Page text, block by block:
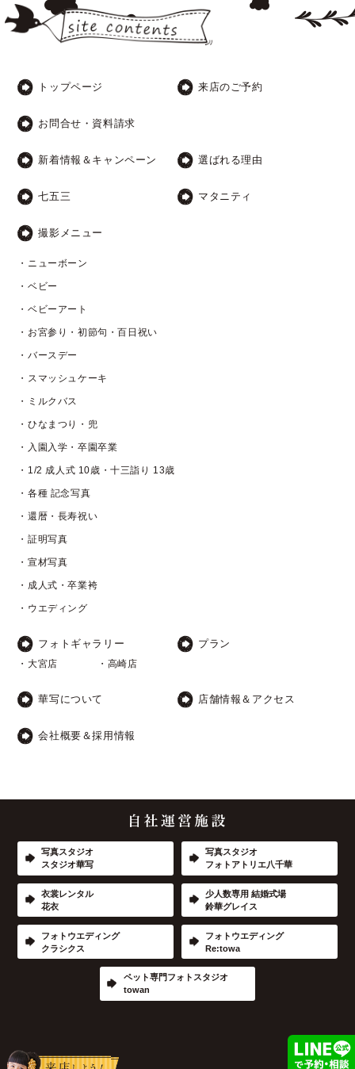
トップページ 来店のご予約
お問合せ・資料請求
新着情報＆キャンペーン 選ばれる理由
七五三 マタニティ
撮影メニュー
・ニューボーン
・ベビー
・ベビーアート
・お宮参り・初節句・百日祝い
・バースデー
・スマッシュケーキ
・ミルクバス
・ひなまつり・兜
・入園入学・卒園卒業
・1/2 成人式 10歳・十三詣り 13歳
・各種 記念写真
・還暦・長寿祝い
・証明写真
・宣材写真
・成人式・卒業袴
・ウエディング
フォトギャラリー
・大宮店 ・高崎店
プラン
華写について 店舗情報＆アクセス
会社概要＆採用情報
写真スタジオ
スタジオ華写
写真スタジオ
フォトアトリエ八千華
衣裳レンタル
花衣
少人数専用 結婚式場
鈴華グレイス
フォトウエディング
クラシクス
フォトウエディング
Re:towa
ペット専門フォトスタジオ
towan